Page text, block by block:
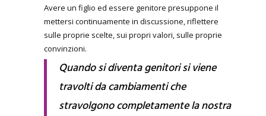
Avere un figlio ed essere genitore presuppone il
mettersi continuamente in discussione, riflettere
sulle proprie scelte, sui propri valori, sulle proprie
convinzioni.
Quando si diventa genitori si viene
travolti da cambiamenti che
stravolgono completamente la nostra